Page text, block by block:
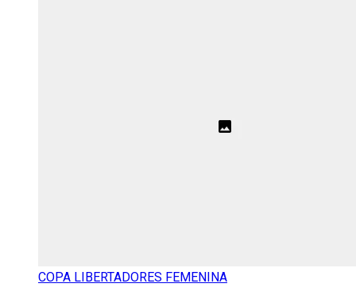
COPA LIBERTADORES FEMENINA